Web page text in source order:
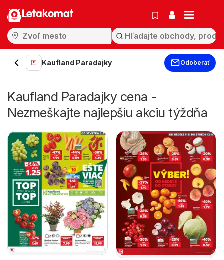
Letakomat
Kaufland Paradajky Odoberať
Kaufland Paradajky cena -
Nezmeškajte najlepšiu akciu týždňa